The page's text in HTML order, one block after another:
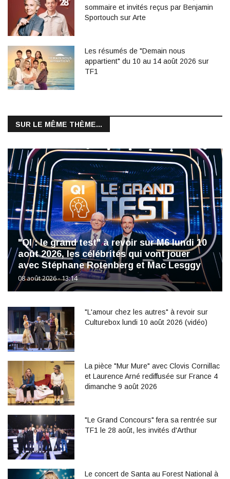
sommaire et invités reçus par Benjamin
Sportouch sur Arte
Les résumés de "Demain nous
appartient" du 10 au 14 août 2026 sur
TF1
SUR LE MÊME THÈME...
"QI : le grand test" à revoir sur M6 lundi 10
août 2026, les célébrités qui vont jouer
avec Stéphane Rotenberg et Mac Lesggy
08 août 2026 - 13:14
"L'amour chez les autres" à revoir sur
Culturebox lundi 10 août 2026 (vidéo)
La pièce "Mur Mure" avec Clovis Cornillac
et Laurence Arné rediffusée sur France 4
dimanche 9 août 2026
"Le Grand Concours" fera sa rentrée sur
TF1 le 28 août, les invités d'Arthur
Le concert de Santa au Forest National à